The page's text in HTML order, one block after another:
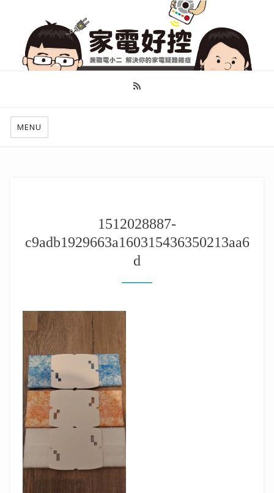
幫你做好功課，看了就知怎麼找出適合自己的家電
MENU
1512028887-
c9adb1929663a160315436350213aa6
d